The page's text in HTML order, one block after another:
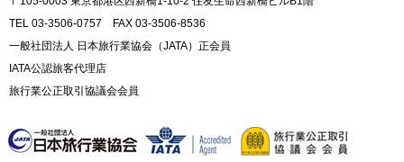
TEL 03-3506-0757 FAX 03-3506-8536
一般社団法人 日本旅行業協会（JATA）正会員
IATA公認旅客代理店
旅行業公正取引協議会会員